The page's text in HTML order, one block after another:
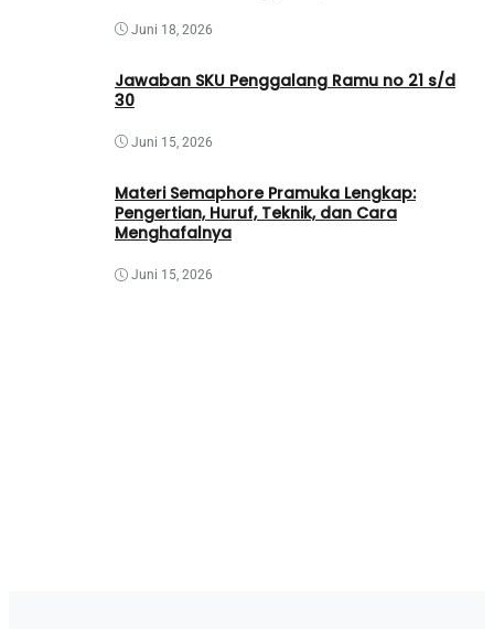
Juni 18, 2026
Jawaban SKU Penggalang Ramu no 21 s/d
30
Juni 15, 2026
Materi Semaphore Pramuka Lengkap:
Pengertian, Huruf, Teknik, dan Cara
Menghafalnya
Juni 15, 2026